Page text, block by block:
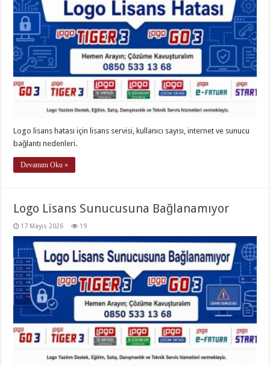
Logo lisans hatası için lisans servisi, kullanıcı sayısı, internet ve sunucu
bağlantı nedenleri.
Devamını Oku »
Logo Lisans Sunucusuna Bağlanamıyor
17 Mayıs 2026 19